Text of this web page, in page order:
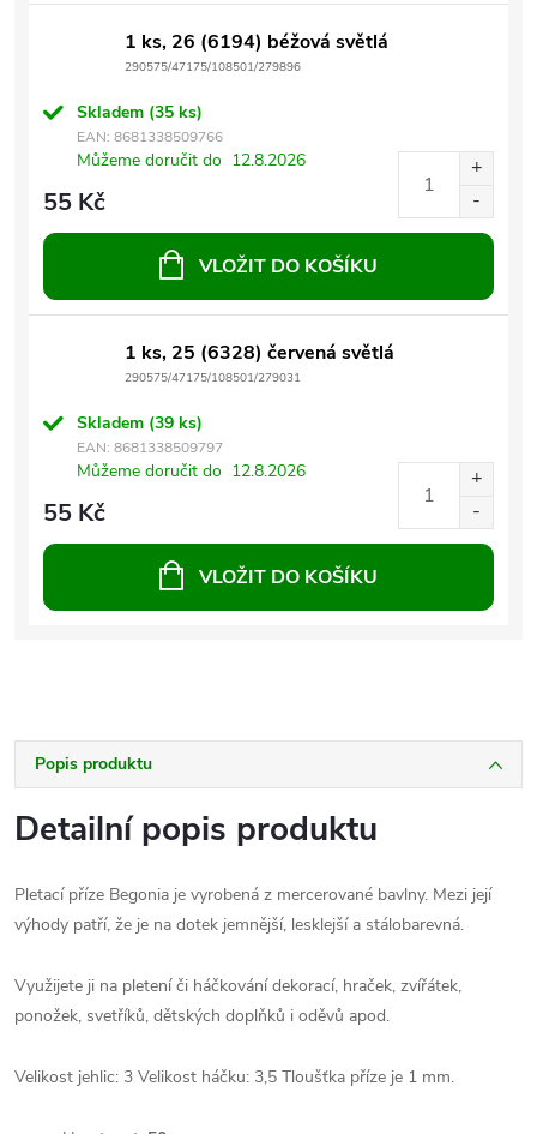
1 ks, 26 (6194) béžová světlá
290575/47175/108501/279896
Skladem (35 ks)
EAN: 8681338509766
Můžeme doručit do 12.8.2026
55 Kč
VLOŽIT DO KOŠÍKU
1 ks, 25 (6328) červená světlá
290575/47175/108501/279031
Skladem (39 ks)
EAN: 8681338509797
Můžeme doručit do 12.8.2026
55 Kč
VLOŽIT DO KOŠÍKU
Popis produktu
Detailní popis produktu
Pletací příze Begonia je vyrobená z mercerované bavlny. Mezi její
výhody patří, že je na dotek jemnější, lesklejší a stálobarevná.
Využijete ji na pletení či háčkování dekorací, hraček, zvířátek,
ponožek, svetříků, dětských doplňků i oděvů apod.
Velikost jehlic: 3 Velikost háčku: 3,5 Tloušťka příze je 1 mm.